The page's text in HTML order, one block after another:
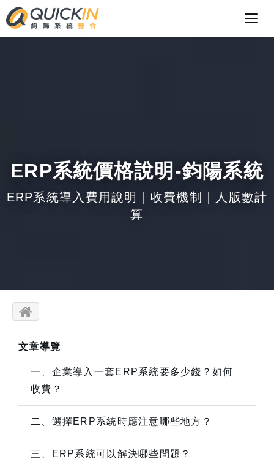
ERP系統價格說明-鈞陽系統
ERP系統導入費用說明｜收費機制｜人版數計
算
文章導覽
一、企業導入一套ERP系統要多少錢？如何
收費？
二、選擇ERP系統時應注意哪些地方？
三、ERP系統可以解決哪些問題？